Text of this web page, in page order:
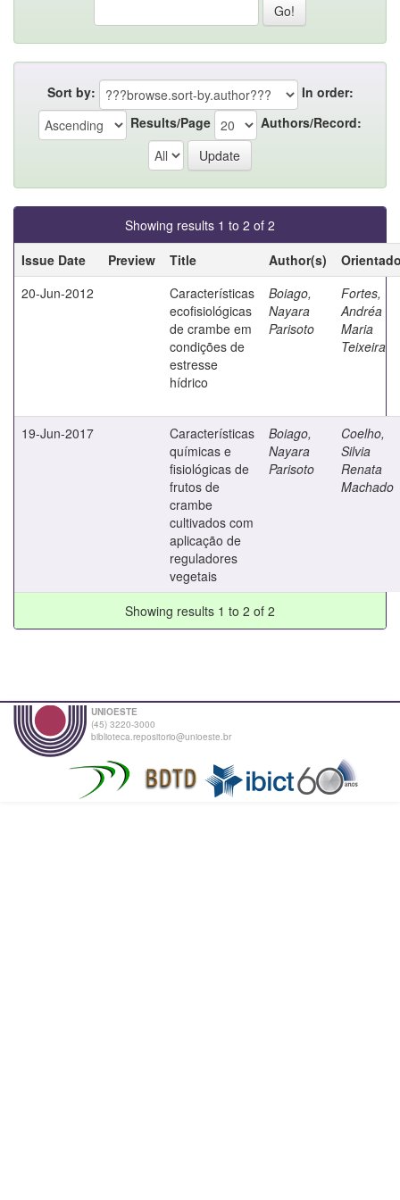
Sort by:
In order:
Results/Page
Authors/Record:
Showing results 1 to 2 of 2
Issue Date
Preview Title Author(s)
20-Jun-2012
Características
ecofisiológicas
de crambe em
condições de
estresse
hídrico
Boiago,
Nayara
Parisoto
Fortes,
Andréa
Maria
Teixeira
19-Jun-2017
Características
químicas e
fisiológicas de
frutos de
crambe
cultivados com
aplicação de
reguladores
vegetais
Boiago,
Nayara
Parisoto
Coelho,
Silvia
Renata
Machado
Showing results 1 to 2 of 2
UNIOESTE
(45) 3220-3000
biblioteca.repositorio@unioeste.br